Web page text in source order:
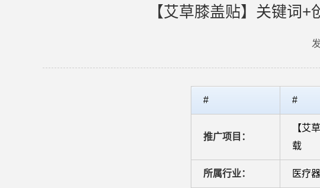
【艾草膝盖贴】关键词
# #
推广项目：
【艾
载
所属行业： 医疗